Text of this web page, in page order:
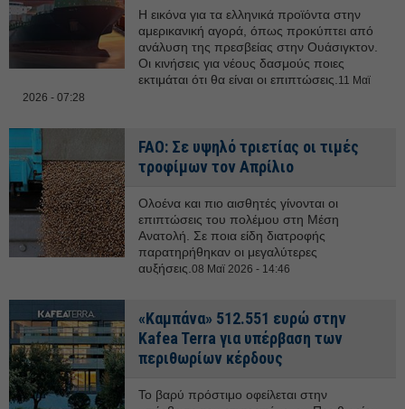
Η εικόνα για τα ελληνικά προϊόντα στην
αμερικανική αγορά, όπως προκύπτει από
ανάλυση της πρεσβείας στην Ουάσιγκτον.
Οι κινήσεις για νέους δασμούς ποιες
εκτιμάται ότι θα είναι οι επιπτώσεις. 11 Μαϊ
2026 - 07:28
FAO: Σε υψηλό τριετίας οι τιμές
τροφίμων τον Απρίλιο
Ολοένα και πιο αισθητές γίνονται οι
επιπτώσεις του πολέμου στη Μέση
Ανατολή. Σε ποια είδη διατροφής
παρατηρήθηκαν οι μεγαλύτερες
αυξήσεις.08 Μαϊ 2026 - 14:46
«Καμπάνα» 512.551 ευρώ στην
Kafea Terra για υπέρβαση των
περιθωρίων κέρδους
Το βαρύ πρόστιμο οφείλεται στην